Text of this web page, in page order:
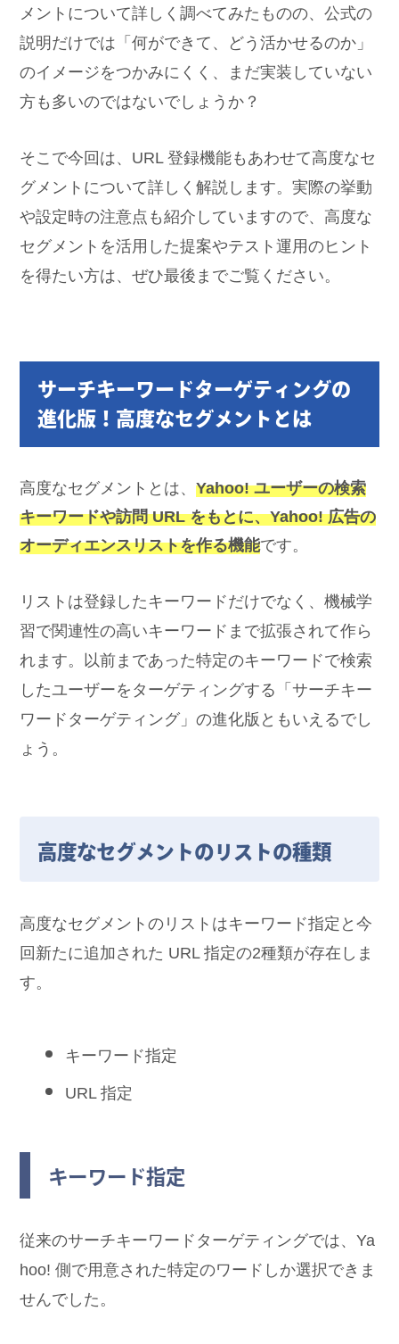
メントについて詳しく調べてみたものの、公式の
説明だけでは「何ができて、どう活かせるのか」
のイメージをつかみにくく、まだ実装していない
方も多いのではないでしょうか？
そこで今回は、URL 登録機能もあわせて高度なセ
グメントについて詳しく解説します。実際の挙動
や設定時の注意点も紹介していますので、高度な
セグメントを活用した提案やテスト運用のヒント
を得たい方は、ぜひ最後までご覧ください。
サーチキーワードターゲティングの
進化版！高度なセグメントとは
高度なセグメントとは、Yahoo! ユーザーの検索
キーワードや訪問 URL をもとに、Yahoo! 広告の
オーディエンスリストを作る機能です。
リストは登録したキーワードだけでなく、機械学
習で関連性の高いキーワードまで拡張されて作ら
れます。以前まであった特定のキーワードで検索
したユーザーをターゲティングする「サーチキー
ワードターゲティング」の進化版ともいえるでし
ょう。
高度なセグメントのリストの種類
高度なセグメントのリストはキーワード指定と今
回新たに追加された URL 指定の2種類が存在しま
す。
キーワード指定
URL 指定
キーワード指定
従来のサーチキーワードターゲティングでは、Ya
hoo! 側で用意された特定のワードしか選択できま
せんでした。